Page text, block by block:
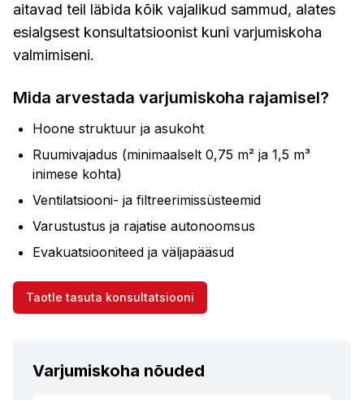
aitavad teil läbida kõik vajalikud sammud, alates
esialgsest konsultatsioonist kuni varjumiskoha
valmimiseni.
Mida arvestada varjumiskoha rajamisel?
Hoone struktuur ja asukoht
Ruumivajadus (minimaalselt 0,75 m² ja 1,5 m³
inimese kohta)
Ventilatsiooni- ja filtreerimissüsteemid
Varustustus ja rajatise autonoomsus
Evakuatsiooniteed ja väljapääsud
Taotle tasuta konsultatsiooni
Varjumiskoha nõuded